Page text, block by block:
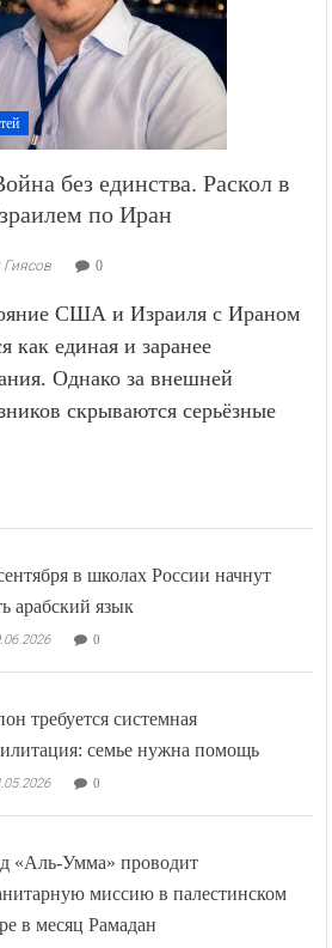
без единства. Раскол в
по Иран
Гиясов 0
США и Израиля с Ираном
как единая и заранее
Однако за внешней
скрываются серьёзные
в школах России начнут
арабский язык
0
требуется системная
семье нужна помощь
0
«Аль-Умма» проводит
миссию в палестинском
в месяц Рамадан